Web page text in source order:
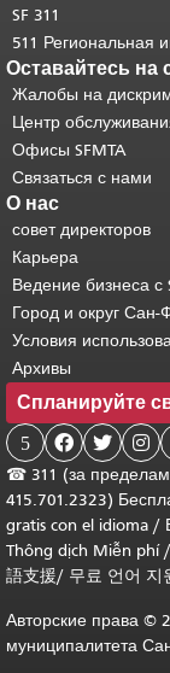
SF 311
511 Региональная
Оставайтесь на
Жалобы на
Центр
Офисы SFMTA
Связаться с нами
О нас
совет директоров
Карьера
Ведение бизнеса с
Город и округ Сан-
Условия
Архивы
Спланируйте
5   
☎ 311 (за
415.701.2323)
gratis con el idioma /
Thông dịch Miễn phí/
語支援/ 무료 언어 지
Авторские права ©
муниципалитета